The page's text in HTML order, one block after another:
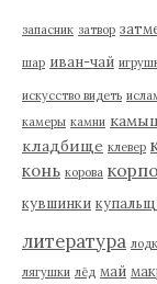
запасник затвор
шар иван-чай
искусство видеть
камеры камни
кладбище клевер
конь корова
кувшинки
литература
лягушки лёд май